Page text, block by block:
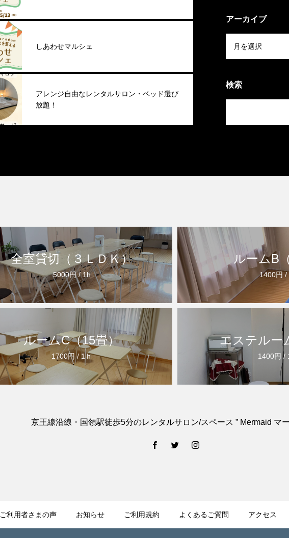
しあわせマルシェ
アレンジ自由なレンタルサロン・ベッド選び
放題！
アーカイブ
検索
全室貸切（３ＬＤＫ）
5000円 / 1h
ルームB
1400円 /
ルームC（15畳）
1700円 / 1ｈ
エステルー
1400円 /
京王線沿線・国領駅徒歩5分のレンタルサロン/スペース ” Mermaid マ
ご利用者さまの声 お知らせ ご利用規約 よくあるご質問 アクセス